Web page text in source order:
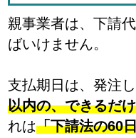
親事業者は、下請
ばいけません。
支払期日は、発注
以内の、できるだ
れは「下請法の60